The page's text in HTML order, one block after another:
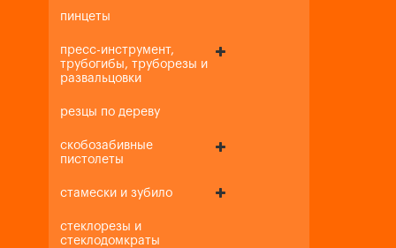
пинцеты
пресс-инструмент,
трубогибы, труборезы и
развальцовки
резцы по дереву
скобозабивные
пистолеты
стамески и зубило
стеклорезы и
стеклодомкраты